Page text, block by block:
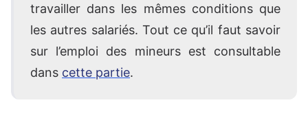
travailler dans les mêmes conditions que
les autres salariés. Tout ce qu’il faut savoir
sur l’emploi des mineurs est consultable
dans cette partie.